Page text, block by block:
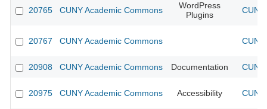
20765 CUNY Academic Commons
WordPress
Plugins
20767 CUNY Academic Commons
20908 CUNY Academic Commons Documentation
20975 CUNY Academic Commons Accessibility